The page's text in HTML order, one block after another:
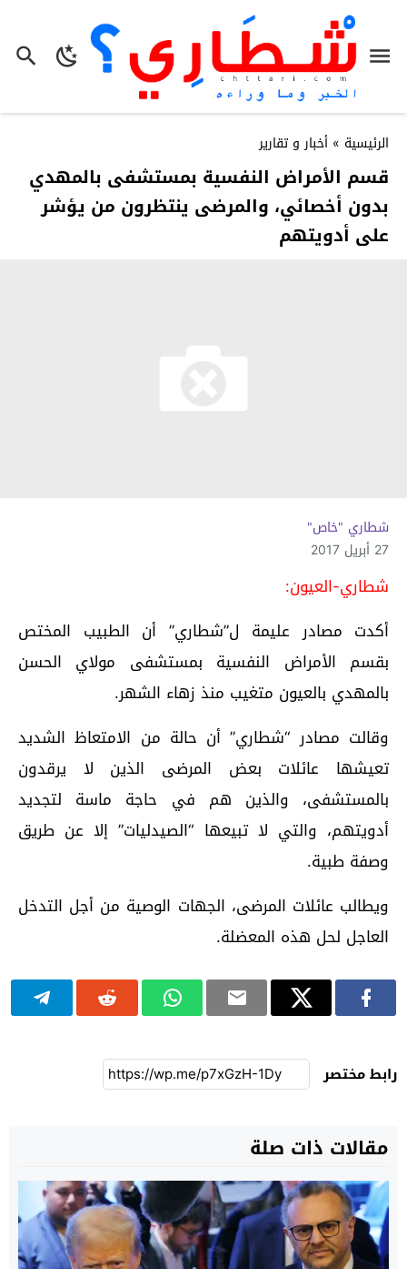
الرئيسية » أخبار و تقارير
قسم الأمراض النفسية بمستشفى بالمهدي
بدون أخصائي، والمرضى ينتظرون من يؤشر
على أدويتهم
شطاري "خاص"
27 أبريل 2017
شطاري-العيون:
أكدت مصادر عليمة ل”شطاري” أن الطبيب المختص
بقسم الأمراض النفسية بمستشفى مولاي الحسن
بالمهدي بالعيون متغيب منذ زهاء الشهر.
وقالت مصادر “شطاري” أن حالة من الامتعاظ الشديد
تعيشها عائلات بعض المرضى الذين لا يرقدون
بالمستشفى، والذين هم في حاجة ماسة لتجديد
أدويتهم، والتي لا تبيعها “الصيدليات” إلا عن طريق
وصفة طبية.
ويطالب عائلات المرضى، الجهات الوصية من أجل التدخل
العاجل لحل هذه المعضلة.
رابط مختصر
مقالات ذات صلة